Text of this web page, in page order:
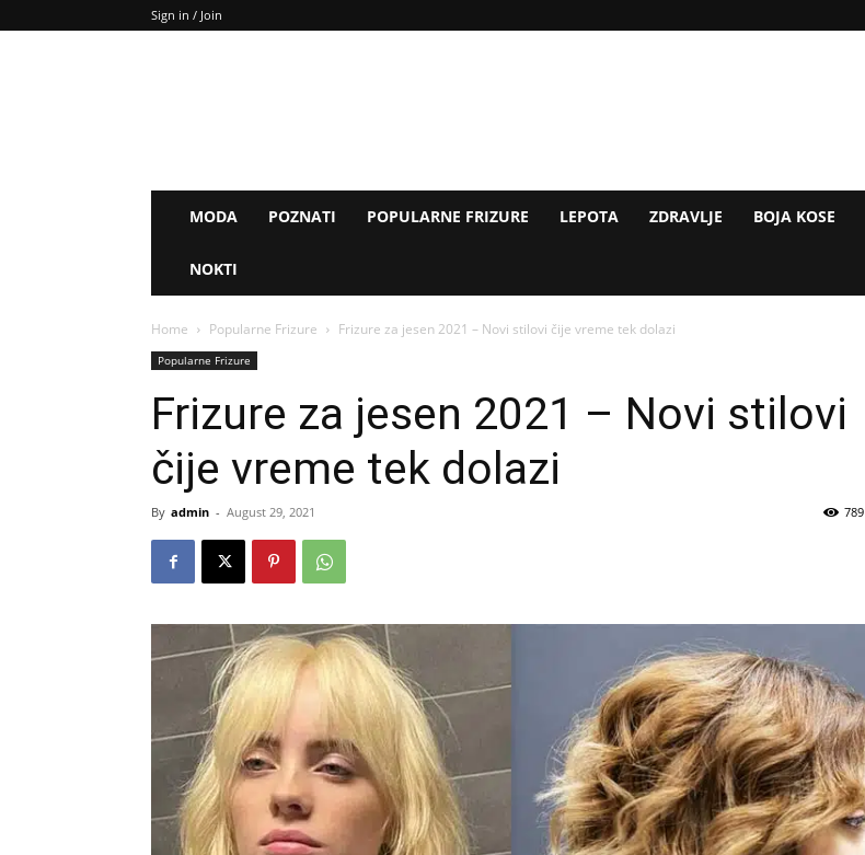
Sign in / Join
MODA POZNATI POPULARNE FRIZURE LEPOTA ZDRAVLJE BOJA KOSE
NOKTI
Home Popularne Frizure Frizure za jesen 2021 – Novi stilovi čije vreme tek dolazi
Popularne Frizure
Frizure za jesen 2021 – Novi stilovi
čije vreme tek dolazi
By admin - August 29, 2021 789